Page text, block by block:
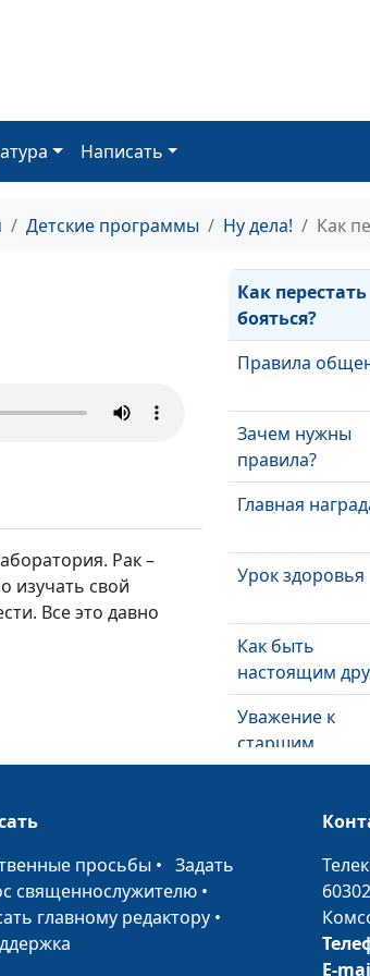
Написать
Детские программы Ну дела! Как
Рак –
изучать свой
Все это давно
Настоящая
Как перестать
бояться?
Правила
Зачем нужны
правила?
Главная
Урок здоровья
Как быть
настоящим
Уважение к
старшим
просьбы •Задать
священнослужителю •
главному редактору •
E-